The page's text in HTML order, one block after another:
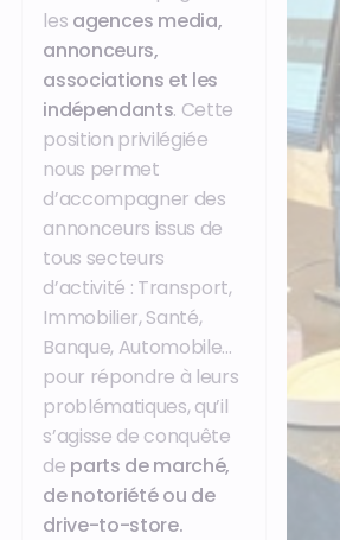
les agences media,
annonceurs,
associations et les
indépendants. Cette
position privilégiée
nous permet
d’accompagner des
annonceurs issus de
tous secteurs
d’activité : Transport,
Immobilier, Santé,
Banque, Automobile...
pour répondre à leurs
problématiques, qu’il
s’agisse de conquête
de parts de marché,
de notoriété ou de
drive-to-store.